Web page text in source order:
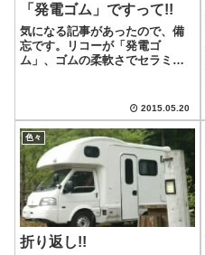
「発電ゴム」ですって!!
気になる記事があったので、備
忘です。リコーが「発電ゴ
ム」、ゴムの柔軟さでセラミッ
ゴムで発電できるなら、車のタ
イヤとかにも使えないかな？走
るだけで発電できるんですよ
ね。ソーラー発電は昼間...
2015.05.20
色々
折り返し!!